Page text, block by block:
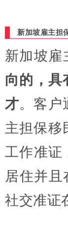
新加坡雇主担
新加坡雇
向的，具
才。客户
主担保移
工作准证
居住并
社交准证